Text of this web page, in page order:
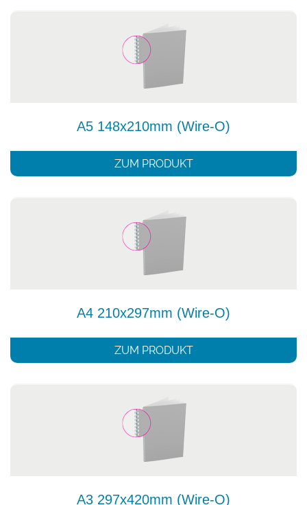
A5 148x210mm (Wire-O)
ZUM PRODUKT
A4 210x297mm (Wire-O)
ZUM PRODUKT
A3 297x420mm (Wire-O)